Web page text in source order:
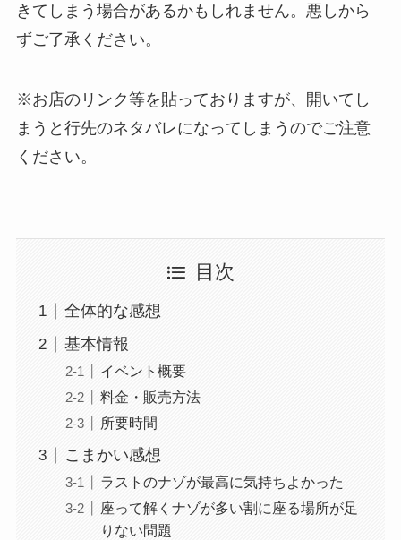
きてしまう場合があるかもしれません。悪しから
ずご了承ください。
※お店のリンク等を貼っておりますが、開いてし
まうと行先のネタバレになってしまうのでご注意
ください。
目次
全体的な感想
基本情報
イベント概要
料金・販売方法
所要時間
こまかい感想
ラストのナゾが最高に気持ちよかった
座って解くナゾが多い割に座る場所が足
りない問題